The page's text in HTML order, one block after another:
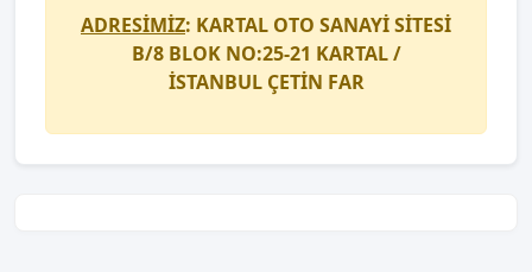
ADRESİMİZ: KARTAL OTO SANAYİ SİTESİ
B/8 BLOK NO:25-21 KARTAL /
İSTANBUL ÇETİN FAR